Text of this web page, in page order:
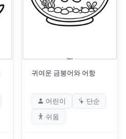
귀여운 금붕어와 어항
어린이
단순
쉬움